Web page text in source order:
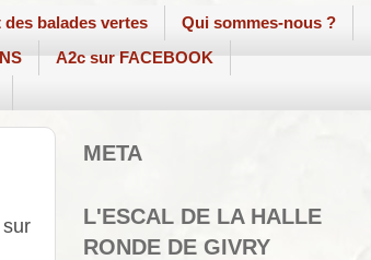
des balades vertes
Qui sommes-nous ?
A2c sur FACEBOOK
META
L'ESCAL DE LA HALLE
RONDE DE GIVRY